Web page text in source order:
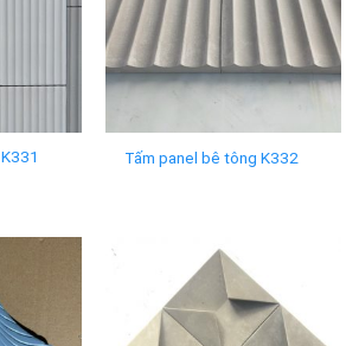
Tấm panel bê tông K332